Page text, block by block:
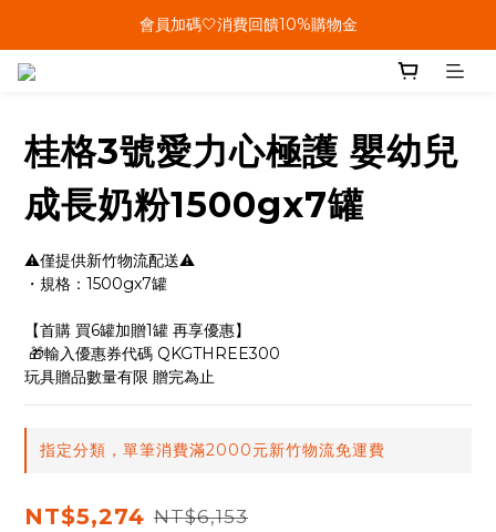
單筆結帳金額滿899🤍超取/郵寄免運費
會員加碼🤍消費回饋10%購物金
桂格3號愛力心極護 嬰幼兒
成長奶粉1500gx7罐
⚠️僅提供新竹物流配送⚠️
・規格：1500gx7罐
【首購 買6罐加贈1罐 再享優惠】
🎁輸入優惠券代碼 QKGTHREE300
玩具贈品數量有限 贈完為止
指定分類，單筆消費滿2000元新竹物流免運費
NT$5,274 NT$6,153